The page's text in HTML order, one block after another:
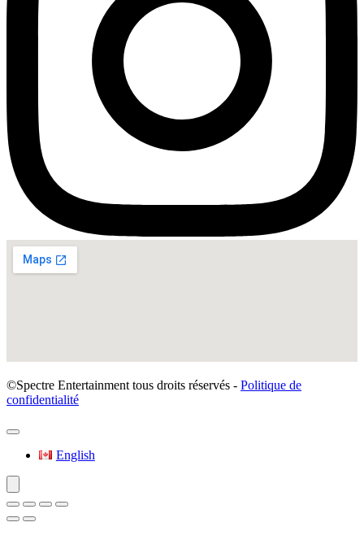
©Spectre Entertainment tous droits réservés - Politique de
confidentialité
English